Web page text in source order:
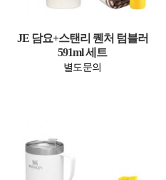
JE 담요+스탠리 퀜처 텀블러
591ml 세트
별도문의